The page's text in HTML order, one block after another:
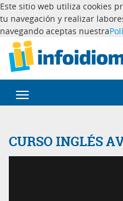
Este sitio web utiliza cookies
tu navegación y realizar
navegando aceptas nuestra
Desplegar
navegación
CURSO INGLÉS